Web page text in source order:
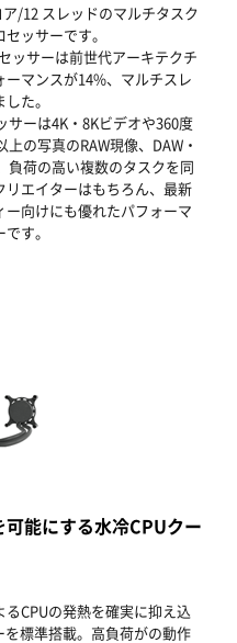
/12 スレッドのマルチタスク
ッサーです。
ッサーは前世代アーキテクチ
マンスが14%、マルチスレ
た。
サーは4K・8Kビデオや360度
の写真のRAW現像、DAW・
負荷の高い複数のタスクを同
エイターはもちろん、最新
向けにも優れたパフォーマ
す。
能にする水冷CPUクー
CPUの発熱を確実に抑え込
標準搭載。高負荷がの動作